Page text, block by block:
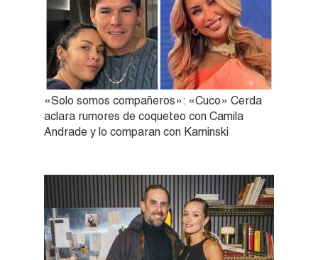
«Solo somos compañeros»: «Cuco» Cerda
aclara rumores de coqueteo con Camila
Andrade y lo comparan con Kaminski